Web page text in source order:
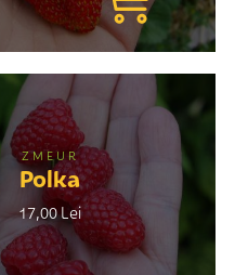
ZMEUR
Polka
17,00 Lei